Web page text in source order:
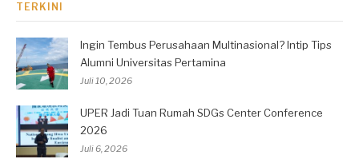
TERKINI
Ingin Tembus Perusahaan Multinasional? Intip Tips
Alumni Universitas Pertamina
Juli 10, 2026
UPER Jadi Tuan Rumah SDGs Center Conference
2026
Juli 6, 2026